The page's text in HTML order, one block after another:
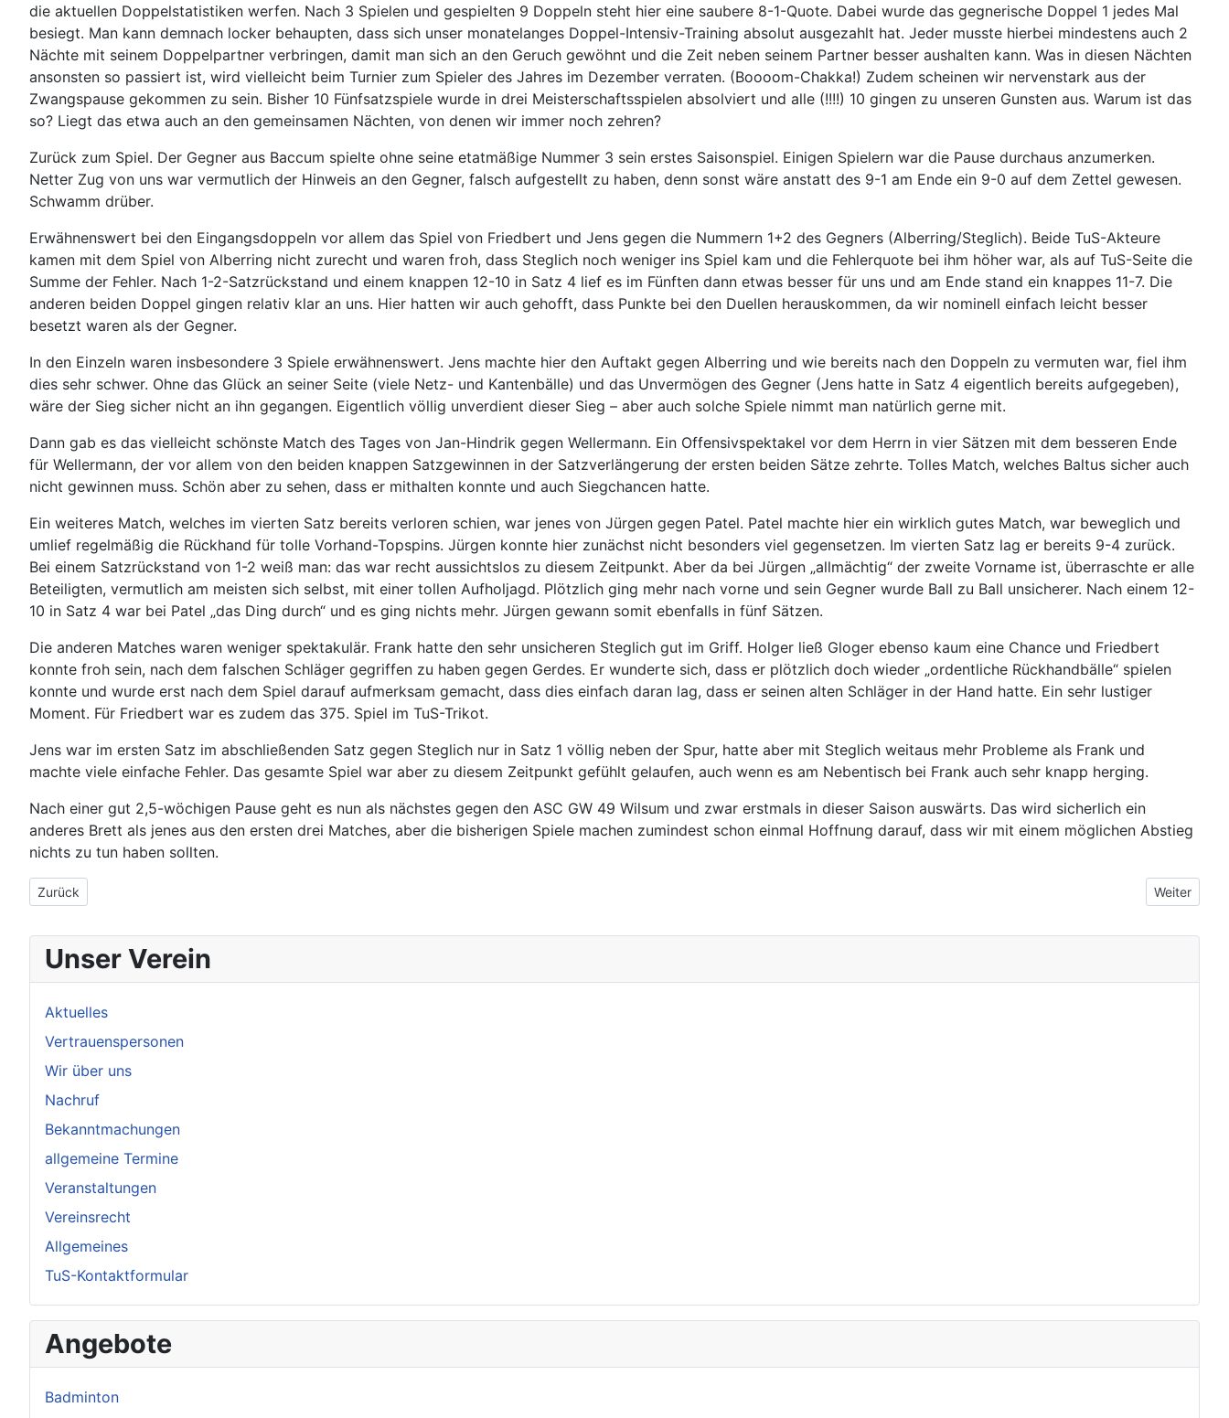
Unser Verein
Aktuelles
Vertrauenspersonen
Wir über uns
Nachruf
Bekanntmachungen
allgemeine Termine
Veranstaltungen
Vereinsrecht
Allgemeines
TuS-Kontaktformular
Angebote
Badminton
die aktuellen Doppelstatistiken werfen. Nach 3 Spielen und gespielten 9 Doppeln steht hier eine saubere 8-1-Quote. Dabei wurde das gegnerische Doppel 1 jedes Mal
besiegt. Man kann demnach locker behaupten, dass sich unser monatelanges Doppel-Intensiv-Training absolut ausgezahlt hat. Jeder musste hierbei mindestens auch 2
Nächte mit seinem Doppelpartner verbringen, damit man sich an den Geruch gewöhnt und die Zeit neben seinem Partner besser aushalten kann. Was in diesen Nächten
ansonsten so passiert ist, wird vielleicht beim Turnier zum Spieler des Jahres im Dezember verraten. (Boooom-Chakka!) Zudem scheinen wir nervenstark aus der
Zwangspause gekommen zu sein. Bisher 10 Fünfsatzspiele wurde in drei Meisterschaftsspielen absolviert und alle (!!!!) 10 gingen zu unseren Gunsten aus. Warum ist das
so? Liegt das etwa auch an den gemeinsamen Nächten, von denen wir immer noch zehren?
Zurück zum Spiel. Der Gegner aus Baccum spielte ohne seine etatmäßige Nummer 3 sein erstes Saisonspiel. Einigen Spielern war die Pause durchaus anzumerken.
Netter Zug von uns war vermutlich der Hinweis an den Gegner, falsch aufgestellt zu haben, denn sonst wäre anstatt des 9-1 am Ende ein 9-0 auf dem Zettel gewesen.
Schwamm drüber.
Erwähnenswert bei den Eingangsdoppeln vor allem das Spiel von Friedbert und Jens gegen die Nummern 1+2 des Gegners (Alberring/Steglich). Beide TuS-Akteure
kamen mit dem Spiel von Alberring nicht zurecht und waren froh, dass Steglich noch weniger ins Spiel kam und die Fehlerquote bei ihm höher war, als auf TuS-Seite die
Summe der Fehler. Nach 1-2-Satzrückstand und einem knappen 12-10 in Satz 4 lief es im Fünften dann etwas besser für uns und am Ende stand ein knappes 11-7. Die
anderen beiden Doppel gingen relativ klar an uns. Hier hatten wir auch gehofft, dass Punkte bei den Duellen herauskommen, da wir nominell einfach leicht besser
besetzt waren als der Gegner.
In den Einzeln waren insbesondere 3 Spiele erwähnenswert. Jens machte hier den Auftakt gegen Alberring und wie bereits nach den Doppeln zu vermuten war, fiel ihm
dies sehr schwer. Ohne das Glück an seiner Seite (viele Netz- und Kantenbälle) und das Unvermögen des Gegner (Jens hatte in Satz 4 eigentlich bereits aufgegeben),
wäre der Sieg sicher nicht an ihn gegangen. Eigentlich völlig unverdient dieser Sieg – aber auch solche Spiele nimmt man natürlich gerne mit.
Dann gab es das vielleicht schönste Match des Tages von Jan-Hindrik gegen Wellermann. Ein Offensivspektakel vor dem Herrn in vier Sätzen mit dem besseren Ende
für Wellermann, der vor allem von den beiden knappen Satzgewinnen in der Satzverlängerung der ersten beiden Sätze zehrte. Tolles Match, welches Baltus sicher auch
nicht gewinnen muss. Schön aber zu sehen, dass er mithalten konnte und auch Siegchancen hatte.
Ein weiteres Match, welches im vierten Satz bereits verloren schien, war jenes von Jürgen gegen Patel. Patel machte hier ein wirklich gutes Match, war beweglich und
umlief regelmäßig die Rückhand für tolle Vorhand-Topspins. Jürgen konnte hier zunächst nicht besonders viel gegensetzen. Im vierten Satz lag er bereits 9-4 zurück.
Bei einem Satzrückstand von 1-2 weiß man: das war recht aussichtslos zu diesem Zeitpunkt. Aber da bei Jürgen „allmächtig“ der zweite Vorname ist, überraschte er alle
Beteiligten, vermutlich am meisten sich selbst, mit einer tollen Aufholjagd. Plötzlich ging mehr nach vorne und sein Gegner wurde Ball zu Ball unsicherer. Nach einem 12-
10 in Satz 4 war bei Patel „das Ding durch“ und es ging nichts mehr. Jürgen gewann somit ebenfalls in fünf Sätzen.
Die anderen Matches waren weniger spektakulär. Frank hatte den sehr unsicheren Steglich gut im Griff. Holger ließ Gloger ebenso kaum eine Chance und Friedbert
konnte froh sein, nach dem falschen Schläger gegriffen zu haben gegen Gerdes. Er wunderte sich, dass er plötzlich doch wieder „ordentliche Rückhandbälle“ spielen
konnte und wurde erst nach dem Spiel darauf aufmerksam gemacht, dass dies einfach daran lag, dass er seinen alten Schläger in der Hand hatte. Ein sehr lustiger
Moment. Für Friedbert war es zudem das 375. Spiel im TuS-Trikot.
Jens war im ersten Satz im abschließenden Satz gegen Steglich nur in Satz 1 völlig neben der Spur, hatte aber mit Steglich weitaus mehr Probleme als Frank und
machte viele einfache Fehler. Das gesamte Spiel war aber zu diesem Zeitpunkt gefühlt gelaufen, auch wenn es am Nebentisch bei Frank auch sehr knapp herging.
Nach einer gut 2,5-wöchigen Pause geht es nun als nächstes gegen den ASC GW 49 Wilsum und zwar erstmals in dieser Saison auswärts. Das wird sicherlich ein
anderes Brett als jenes aus den ersten drei Matches, aber die bisherigen Spiele machen zumindest schon einmal Hoffnung darauf, dass wir mit einem möglichen Abstieg
nichts zu tun haben sollten.
Vorheriger Beitrag: 21.10.2021: Pokalsieg bei den Herren C
Zurück Nächster
Weiter